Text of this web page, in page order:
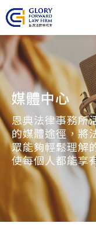
媒體中心
恩典法律事務所
的媒體途徑，將
眾能夠輕鬆理解
使每個人都能享